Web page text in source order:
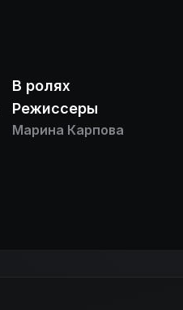
В ролях
Режиссеры
Марина Карпова